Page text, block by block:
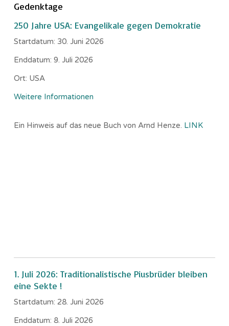
Gedenktage
250 Jahre USA: Evangelikale gegen Demokratie
Startdatum: 30. Juni 2026
Enddatum: 9. Juli 2026
Ort: USA
Weitere Informationen
Ein Hinweis auf das neue Buch von Arnd Henze. LINK
1. Juli 2026: Traditionalistische Piusbrüder bleiben
eine Sekte !
Startdatum: 28. Juni 2026
Enddatum: 8. Juli 2026